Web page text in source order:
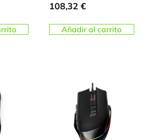
108,32 €
Añadir al carrito